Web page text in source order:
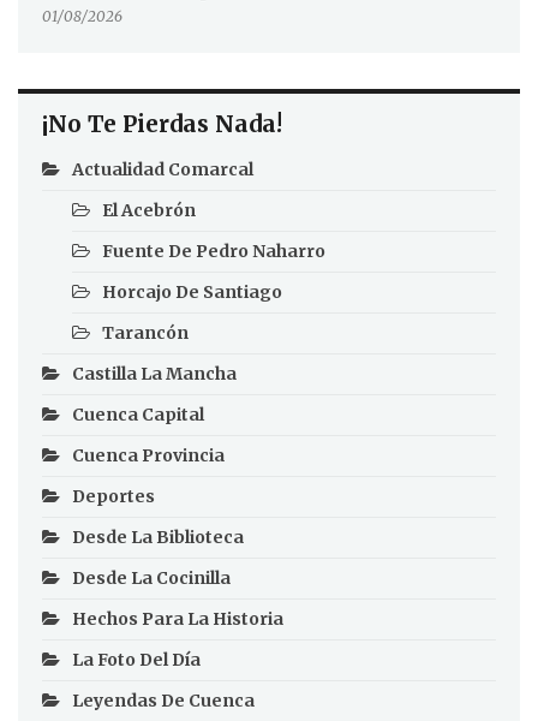
01/08/2026
¡No Te Pierdas Nada!
Actualidad Comarcal
El Acebrón
Fuente De Pedro Naharro
Horcajo De Santiago
Tarancón
Castilla La Mancha
Cuenca Capital
Cuenca Provincia
Deportes
Desde La Biblioteca
Desde La Cocinilla
Hechos Para La Historia
La Foto Del Día
Leyendas De Cuenca